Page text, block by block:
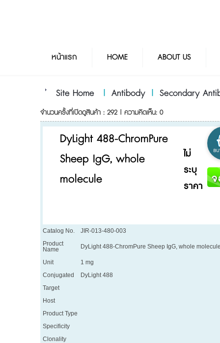
หน้าแรก HOME ABOUT US
Site Home | Antibody | Secondary
จำนวนครั้งที่เปิดดูสินค้า : 292 | ความคิดเห็น: 0
DyLight 488-ChromPure
Sheep IgG, whole
molecule
ไม่
ระบุ
ราคา
Catalog No.
JIR-013-480-003
Product
Name
DyLight 488-ChromPure Sheep IgG, whole molecule
Unit
1 mg
Conjugated
DyLight 488
Target
Host
Product Type
Specificity
Clonality